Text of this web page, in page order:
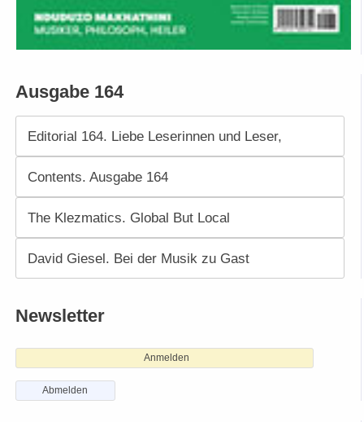
Ausgabe 164
Editorial 164. Liebe Leserinnen und Leser,
Contents. Ausgabe 164
The Klezmatics. Global But Local
David Giesel. Bei der Musik zu Gast
Newsletter
Anmelden
Abmelden